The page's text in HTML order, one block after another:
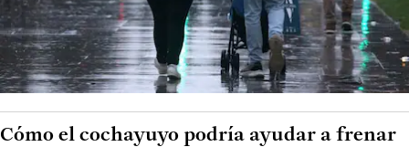
Cómo el cochayuyo podría ayudar a frenar